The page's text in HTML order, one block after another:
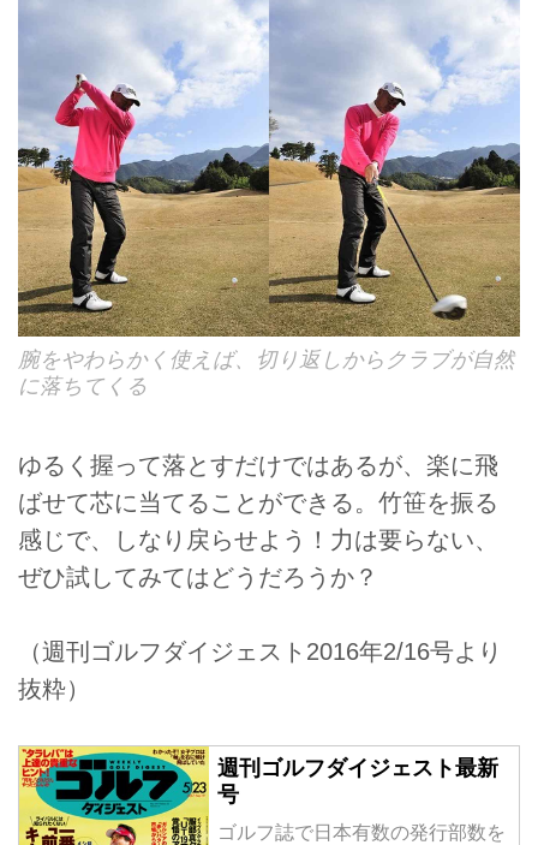
腕をやわらかく使えば、切り返しからクラブが自然
に落ちてくる
ゆるく握って落とすだけではあるが、楽に飛
ばせて芯に当てることができる。竹笹を振る
感じで、しなり戻らせよう！力は要らない、
ぜひ試してみてはどうだろうか？
（週刊ゴルフダイジェスト2016年2/16号より
抜粋）
週刊ゴルフダイジェスト最新
号
ゴルフ誌で日本有数の発行部数を